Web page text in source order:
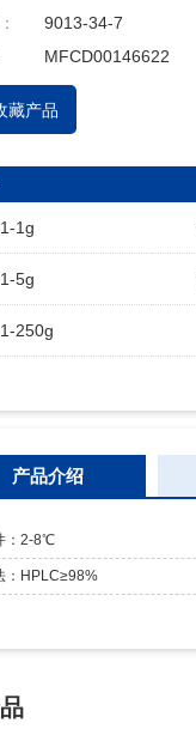
9013-34-7
MFCD00146622
藏产品
1g
5g
250g
产品介绍
：2-8℃
：HPLC≥98%